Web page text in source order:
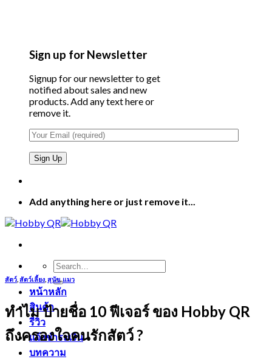
Sign up for Newsletter
Signup for our newsletter to get
notified about sales and new
products. Add any text here or
remove it.
Add anything here or just remove it...
Search
for:
หน้าหลัก
สินค้า
รีวิว
แจ้งชำระเงิน
บทความ
สัตว์ สัตว์เลี้ยง สุนัข,แมว
ทำไม ป้ายชื่อ 10 ฟีเจอร์ ของ Hobby QR
ถึงครองใจคนรักสัตว์ ?